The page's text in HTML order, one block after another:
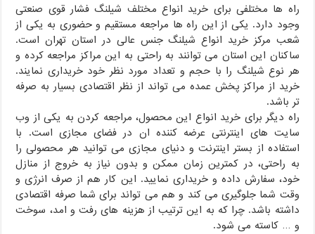
راه ها مختلفی برای خرید انواع مختلف شیلنگ فشار قوی صنعتی
وجود دارد. یکی از این راه ها مراجعه مستقیم و حضوری به یکی از
شعب مرکز خرید انواع شیلنگ جنس عالی در استان تهران است.
ساکنان این استان می توانند به راحتی به این مراکز مراجعه کرده و
هر نوع شیلنگ را با حجم و تعداد مورد نظر خود خریداری نمایند.
خرید از مراکز پخش عمده می تواند از نظر اقتصادی بسیار به صرفه
تر باشد.
راه دیگر برای خرید انواع این محصول، مراجعه کردن به یکی از وب
سایت های اینترنتی عرضه کننده ان در فضای مجازی است. با
استفاده از بستر اینترنت و دنیای مجازی می توانید هر محصولی را
به راحتی، در کمترین زمان ممکن و بدون نیاز به خروج از منازل
خود، سفارش داده و خریداری نمایید. این کار هم از صرف انرژی و
وقت شما جلوگیری می کند و هم می تواند برای شما صرفه اقتصادی
داشته باشد. چرا که به این ترتیب از هزینه های رفت و امد، سوخت
و … کاسته می شود.